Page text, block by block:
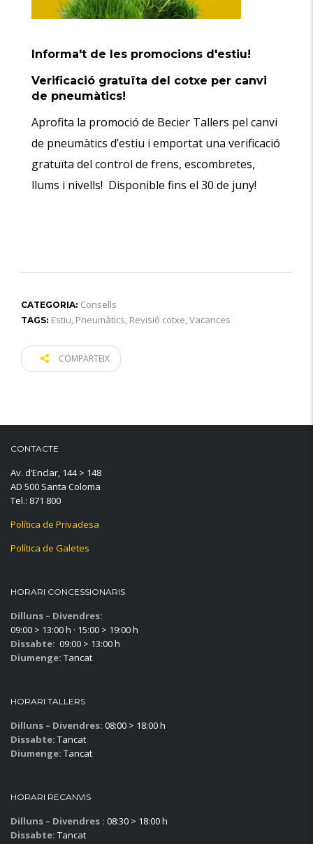
Informa't de les promocions d'estiu!
Verificació gratuïta del cotxe per canvi
de pneumàtics!
Aprofita la promoció de Becier Tallers pel canvi
de pneumàtics d’estiu i emportat una verificació
gratuïta del control de frens, escombretes,
llums i nivells! Disponible fins el 30 de juny!
CATEGORIA: Consells
TAGS: Estiu, Pneumàtics, Revisió cotxe,Vacances
COMPARTEIX
CONTACTE
Av. d’Enclar, 144 > 148
AD 500 Santa Coloma
Tel.: 871 800
Política de Privadesa
Política de Galetes
HORARI CONCESSIONARIS
Dilluns – Divendres:
09:00 > 13:00 h · 15:00 > 19:00 h
Dissabte: 09:00 > 13:00 h
Diumenge: Tancat
HORARI TALLERS
Dilluns – Divendres: 08:00 > 18:00 h
Dissabte: Tancat
Diumenge: Tancat
HORARI RECANVIS
Dilluns – Divendres : 08:30 > 18:00 h
Dissabte: Tancat